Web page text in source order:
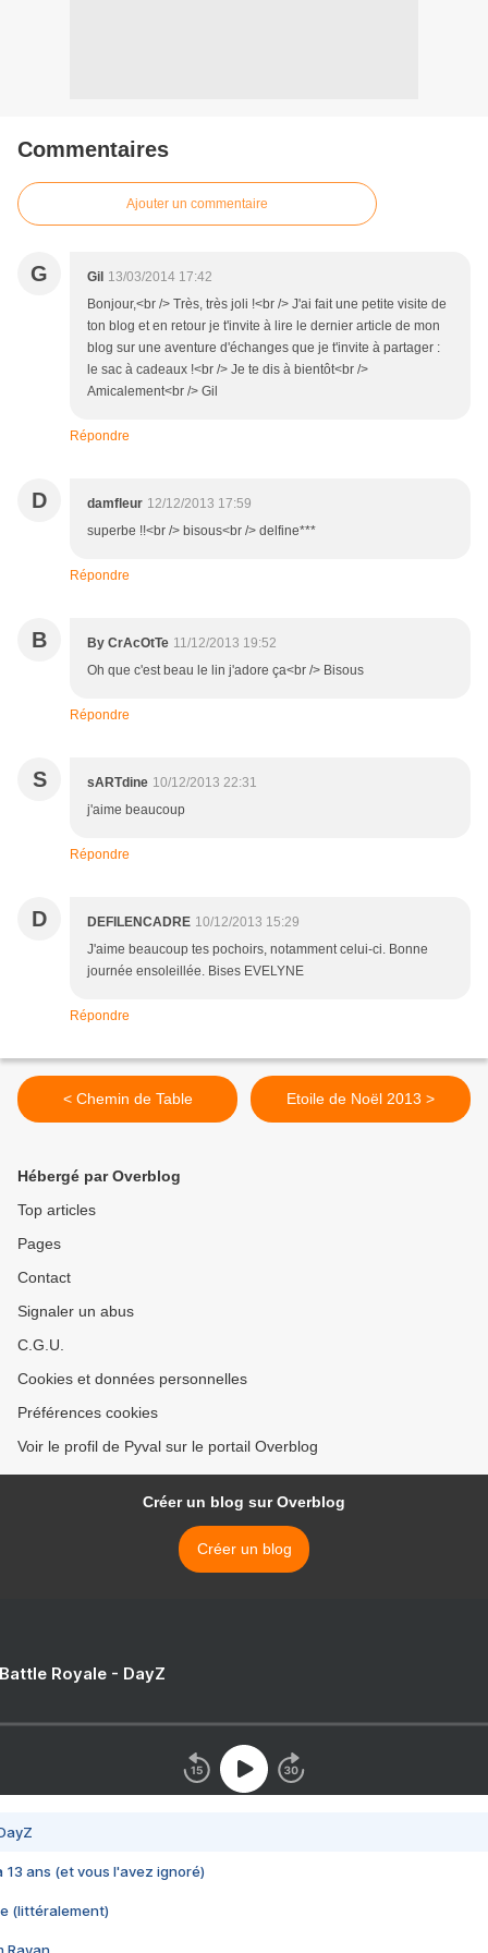
Commentaires
Ajouter un commentaire
G Gil 13/03/2014 17:42
Bonjour,<br /> Très, très joli !<br /> J'ai fait une petite visite de
ton blog et en retour je t'invite à lire le dernier article de mon
blog sur une aventure d'échanges que je t'invite à partager :
le sac à cadeaux !<br /> Je te dis à bientôt<br />
Amicalement<br /> Gil
Répondre
D damfleur 12/12/2013 17:59
superbe !!<br /> bisous<br /> delfine***
Répondre
B By CrAcOtTe 11/12/2013 19:52
Oh que c'est beau le lin j'adore ça<br /> Bisous
Répondre
S sARTdine 10/12/2013 22:31
j'aime beaucoup
Répondre
D DEFILENCADRE 10/12/2013 15:29
J'aime beaucoup tes pochoirs, notamment celui-ci. Bonne
journée ensoleillée. Bises EVELYNE
Répondre
< Chemin de Table Etoile de Noël 2013 >
Hébergé par Overblog
Top articles
Pages
Contact
Signaler un abus
C.G.U.
Cookies et données personnelles
Préférences cookies
Voir le profil de Pyval sur le portail Overblog
Créer un blog sur Overblog
Créer un blog
Royale - DayZ
13 ans (et vous l'avez ignoré)
(littéralement)